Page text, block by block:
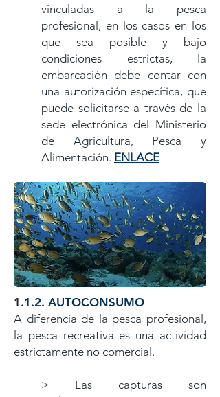
vinculadas a la pesca
profesional, en los casos en los
que sea posible y bajo
condiciones estrictas, la
embarcación debe contar con
una autorización específica, que
puede solicitarse a través de la
sede electrónica del Ministerio
de Agricultura, Pesca y
Alimentación. ENLACE
1.1.2. AUTOCONSUMO
A diferencia de la pesca profesional,
la pesca recreativa es una actividad
estrictamente no comercial.
> Las capturas son